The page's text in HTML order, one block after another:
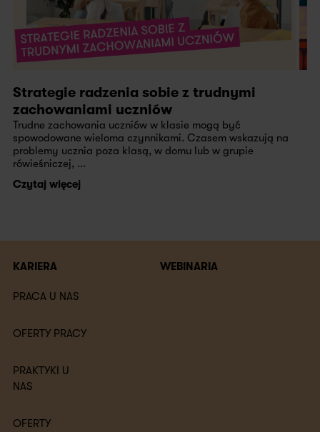
Strategie radzenia sobie z trudnymi
zachowaniami uczniów
Trudne zachowania uczniów w klasie mogą być
spowodowane wieloma czynnikami. Czasem wskazują na
problemy ucznia poza klasą, w domu lub w grupie
rówieśniczej, ...
Czytaj więcej
KARIERA
PRACA U NAS
OFERTY PRACY
PRAKTYKI U
NAS
OFERTY
WEBINARIA